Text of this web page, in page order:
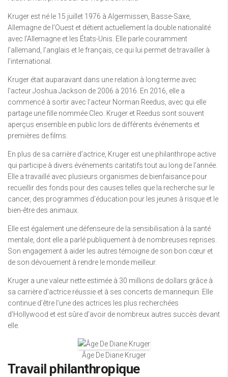
Kruger est né le 15 juillet 1976 à Algermissen, Basse-Saxe,
Allemagne de l’Ouest et détient actuellement la double nationalité
avec l’Allemagne et les États-Unis. Elle parle couramment
l’allemand, l’anglais et le français, ce qui lui permet de travailler à
l’international.
Kruger était auparavant dans une relation à long terme avec
l’acteur Joshua Jackson de 2006 à 2016. En 2016, elle a
commencé à sortir avec l’acteur Norman Reedus, avec qui elle
partage une fille nommée Cleo. Kruger et Reedus sont souvent
aperçus ensemble en public lors de différents événements et
premières de films.
En plus de sa carrière d’actrice, Kruger est une philanthrope active
qui participe à divers événements caritatifs tout au long de l’année.
Elle a travaillé avec plusieurs organismes de bienfaisance pour
recueillir des fonds pour des causes telles que la recherche sur le
cancer, des programmes d’éducation pour les jeunes à risque et le
bien-être des animaux.
Elle est également une défenseure de la sensibilisation à la santé
mentale, dont elle a parlé publiquement à de nombreuses reprises.
Son engagement à aider les autres témoigne de son bon cœur et
de son dévouement à rendre le monde meilleur.
Kruger a une valeur nette estimée à 30 millions de dollars grâce à
sa carrière d’actrice réussie et à ses concerts de mannequin. Elle
continue d’être l’une des actrices les plus recherchées
d’Hollywood et est sûre d’avoir de nombreux autres succès devant
elle.
Âge De Diane Kruger
Travail philanthropique